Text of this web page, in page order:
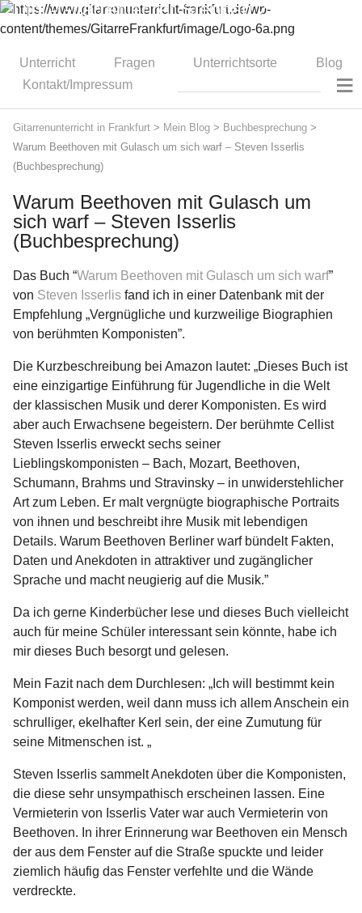
Dipl.-Gitarrenlehrer Stephan Zitzmann
Unterricht Fragen Unterrichtsorte
Blog
Kontakt/Impressum
≡
Gitarrenunterricht in Frankfurt > Mein Blog > Buchbesprechung >
Warum Beethoven mit Gulasch um sich warf – Steven Isserlis
(Buchbesprechung)
Warum Beethoven mit Gulasch um
sich warf – Steven Isserlis
(Buchbesprechung)
Das Buch “Warum Beethoven mit Gulasch um sich warf”
von Steven Isserlis fand ich in einer Datenbank mit der
Empfehlung „Vergnügliche und kurzweilige Biographien
von berühmten Komponisten”.
Die Kurzbeschreibung bei Amazon lautet: „Dieses Buch ist
eine einzigartige Einführung für Jugendliche in die Welt
der klassischen Musik und derer Komponisten. Es wird
aber auch Erwachsene begeistern. Der berühmte Cellist
Steven Isserlis erweckt sechs seiner
Lieblingskomponisten – Bach, Mozart, Beethoven,
Schumann, Brahms und Stravinsky – in unwiderstehlicher
Art zum Leben. Er malt vergnügte biographische Portraits
von ihnen und beschreibt ihre Musik mit lebendigen
Details. Warum Beethoven Berliner warf bündelt Fakten,
Daten und Anekdoten in attraktiver und zugänglicher
Sprache und macht neugierig auf die Musik.”
Da ich gerne Kinderbücher lese und dieses Buch vielleicht
auch für meine Schüler interessant sein könnte, habe ich
mir dieses Buch besorgt und gelesen.
Mein Fazit nach dem Durchlesen: „Ich will bestimmt kein
Komponist werden, weil dann muss ich allem Anschein ein
schrulliger, ekelhafter Kerl sein, der eine Zumutung für
seine Mitmenschen ist. „
Steven Isserlis sammelt Anekdoten über die Komponisten,
die diese sehr unsympathisch erscheinen lassen. Eine
Vermieterin von Isserlis Vater war auch Vermieterin von
Beethoven. In ihrer Erinnerung war Beethoven ein Mensch
der aus dem Fenster auf die Straße spuckte und leider
ziemlich häufig das Fenster verfehlte und die Wände
verdreckte.